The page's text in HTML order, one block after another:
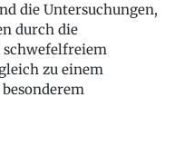
die Untersuchungen,
durch die
schwefelfreiem
zu einem